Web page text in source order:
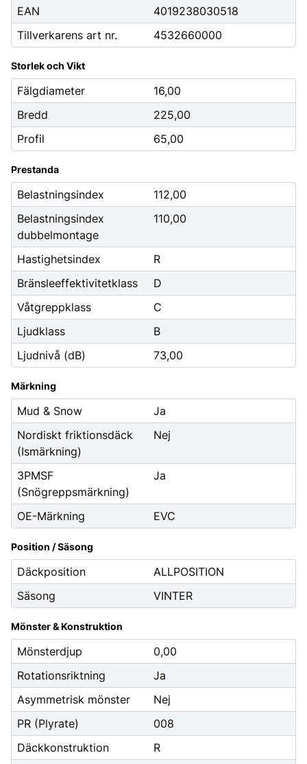
EAN
4019238030518
Tillverkarens art nr.
4532660000
Storlek och Vikt
Fälgdiameter
16,00
Bredd
225,00
Profil
65,00
Prestanda
Belastningsindex
112,00
Belastningsindex
dubbelmontage
110,00
Hastighetsindex
R
Bränsleeffektivitetklass
D
Våtgreppklass
C
Ljudklass
B
Ljudnivå (dB)
73,00
Märkning
Mud & Snow
Ja
Nordiskt friktionsdäck
(Ismärkning)
Nej
3PMSF
(Snögreppsmärkning)
Ja
OE-Märkning EVC
Position / Säsong
Däckposition
ALLPOSITION
Säsong
VINTER
Mönster & Konstruktion
Mönsterdjup
0,00
Rotationsriktning
Ja
Asymmetrisk mönster
Nej
PR (Plyrate)
008
Däckkonstruktion
R